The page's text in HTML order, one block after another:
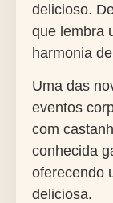
delicioso.
que lembra
harmonia
Uma das
eventos
com
conhecida
oferecendo
deliciosa.